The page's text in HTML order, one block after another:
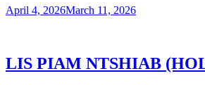
April 4, 2026March 11, 2026
LIS PIAM NTSHIAB